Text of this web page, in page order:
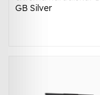
GB Silver